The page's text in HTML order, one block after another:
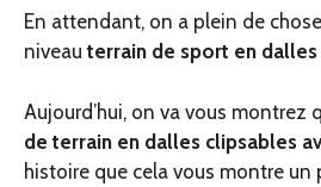
En attendant, on a plein de
niveauterrain de sport en
Aujourd’hui, on va vous montrez
de terrain en dalles clipsables
histoire que cela vous montre un